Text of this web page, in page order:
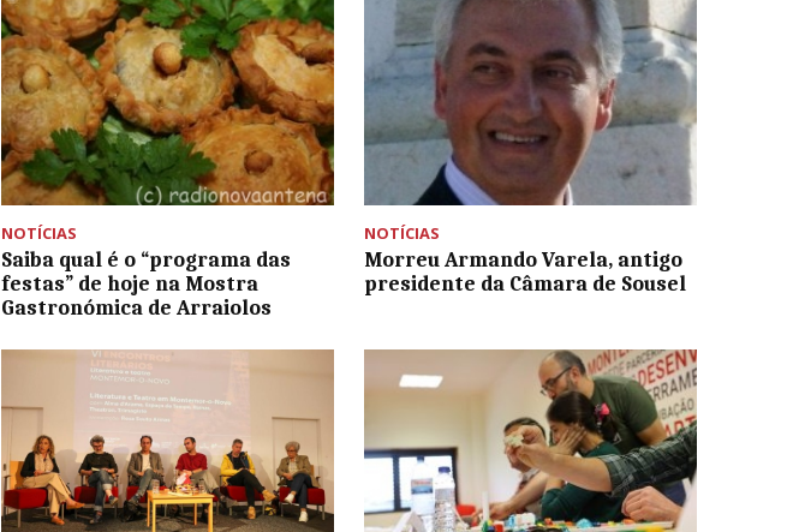
NOTÍCIAS
Saiba qual é o “programa das
festas” de hoje na Mostra
Gastronómica de Arraiolos
NOTÍCIAS
Morreu Armando Varela, antigo
presidente da Câmara de Sousel